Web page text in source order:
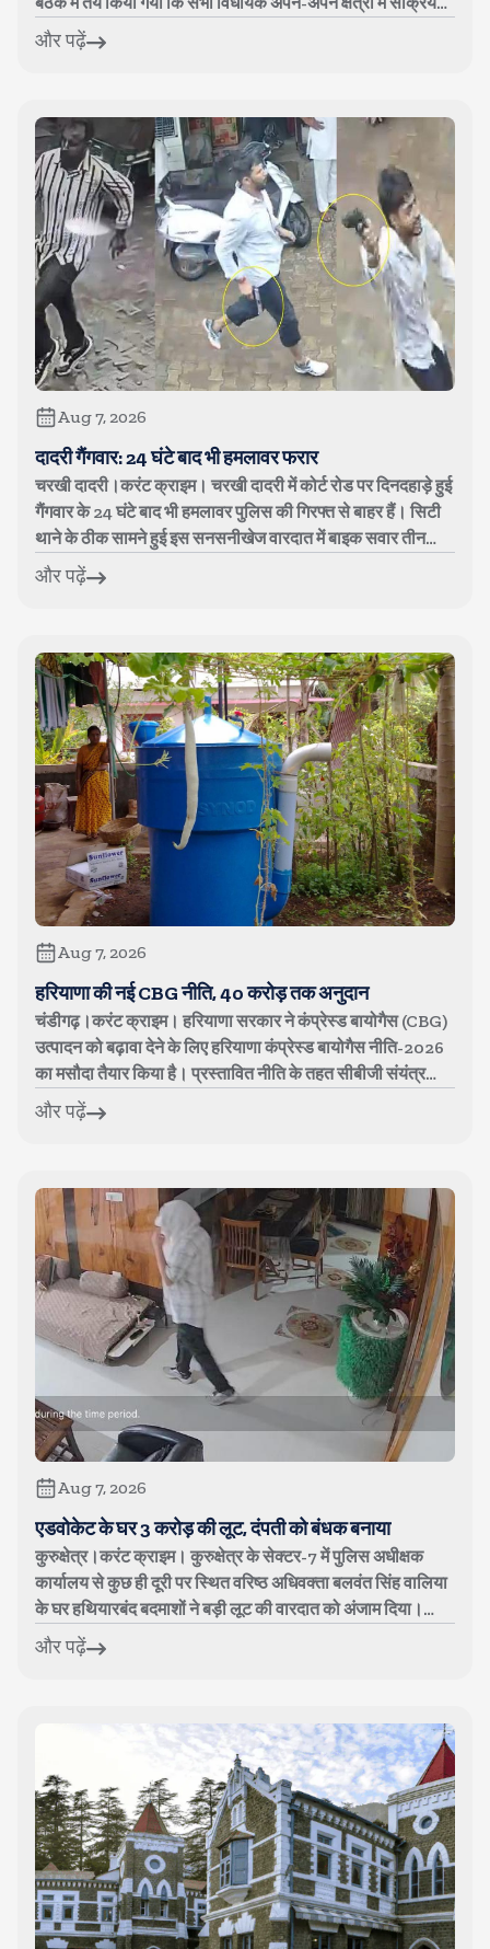
रहेंगे और ...
और पढ़ें
Aug 7, 2026
दादरी गैंगवार: 24 घंटे बाद भी हमलावर फरार
चरखी दादरी।करंट क्राइम। चरखी दादरी में कोर्ट रोड पर दिनदहाड़े हुई
गैंगवार के 24 घंटे बाद भी हमलावर पुलिस की गिरफ्त से बाहर हैं। सिटी
थाने के ठीक सामने हुई इस सनसनीखेज वारदात में बाइक सवार तीन
बदमाशों ...
और पढ़ें
Aug 7, 2026
हरियाणा की नई CBG नीति, 40 करोड़ तक अनुदान
चंडीगढ़।करंट क्राइम। हरियाणा सरकार ने कंप्रेस्ड बायोगैस (CBG)
उत्पादन को बढ़ावा देने के लिए हरियाणा कंप्रेस्ड बायोगैस नीति-2026
का मसौदा तैयार किया है। प्रस्तावित नीति के तहत सीबीजी संयंत्र
लगाने वाली...
और पढ़ें
Aug 7, 2026
एडवोकेट के घर 3 करोड़ की लूट, दंपती को बंधक बनाया
कुरुक्षेत्र।करंट क्राइम। कुरुक्षेत्र के सेक्टर-7 में पुलिस अधीक्षक
कार्यालय से कुछ ही दूरी पर स्थित वरिष्ठ अधिवक्ता बलवंत सिंह वालिया
के घर हथियारबंद बदमाशों ने बड़ी लूट की वारदात को अंजाम दिया।
नकाबप...
और पढ़ें